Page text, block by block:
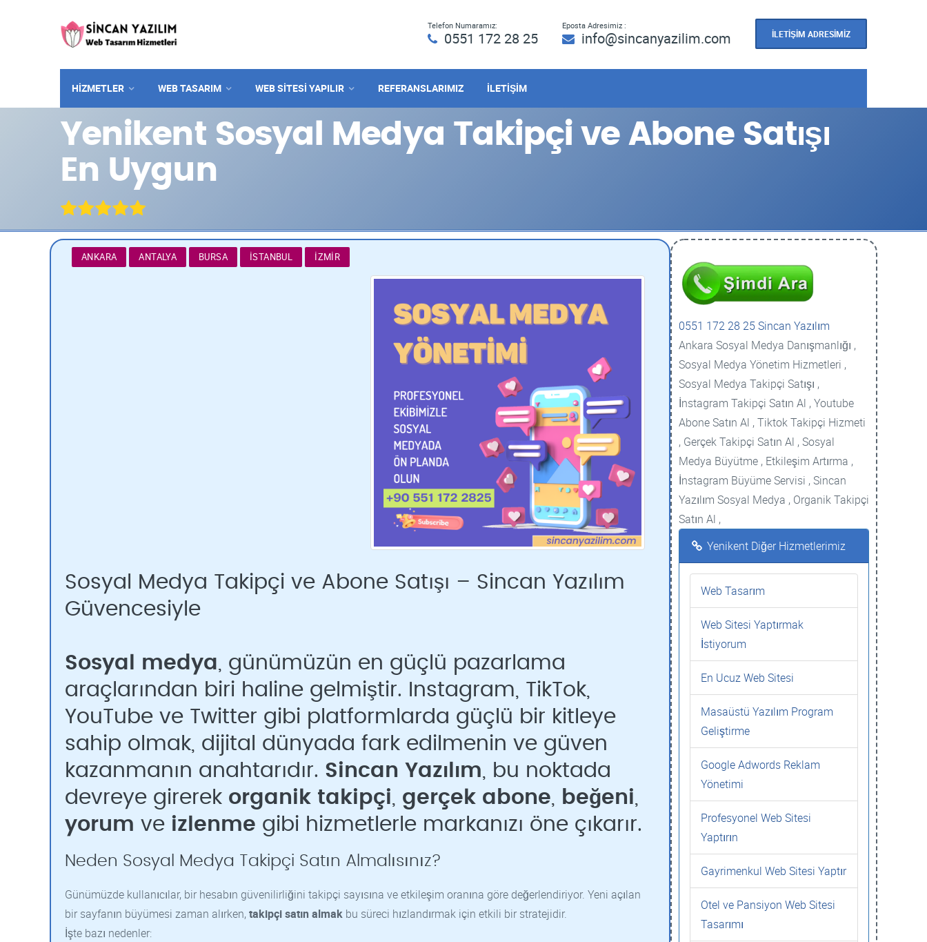
Telefon Numaramız:
0551 172 28 25
Eposta Adresimiz :
info@sincanyazilim.com İLETİŞİM ADRESİMİZ
HİZMETLER WEB TASARIM WEB SITESI YAPILIR REFERANSLARIMIZ İLETİŞİM
Yenikent Sosyal Medya Takipçi ve Abone Satışı
En Uygun
ANKARA ANTALYA BURSA İSTANBUL İZMIR
Sosyal Medya Takipçi ve Abone Satışı – Sincan Yazılım
Güvencesiyle
Sosyal medya, günümüzün en güçlü pazarlama
araçlarından biri haline gelmiştir. Instagram, TikTok,
YouTube ve Twitter gibi platformlarda güçlü bir kitleye
sahip olmak, dijital dünyada fark edilmenin ve güven
kazanmanın anahtarıdır. Sincan Yazılım, bu noktada
devreye girerek organik takipçi, gerçek abone, beğeni,
yorum ve izlenme gibi hizmetlerle markanızı öne çıkarır.
Neden Sosyal Medya Takipçi Satın Almalısınız?
Günümüzde kullanıcılar, bir hesabın güvenilirliğini takipçi sayısına ve etkileşim oranına göre değerlendiriyor. Yeni açılan
bir sayfanın büyümesi zaman alırken, takipçi satın almak bu süreci hızlandırmak için etkili bir stratejidir.
İşte bazı nedenler:
0551 172 28 25 Sincan Yazılım
Ankara Sosyal Medya Danışmanlığı ,
Sosyal Medya Yönetim Hizmetleri ,
Sosyal Medya Takipçi Satışı ,
İnstagram Takipçi Satın Al , Youtube
Abone Satın Al , Tiktok Takipçi Hizmeti
, Gerçek Takipçi Satın Al , Sosyal
Medya Büyütme , Etkileşim Artırma ,
İnstagram Büyüme Servisi , Sincan
Yazılım Sosyal Medya , Organik Takipçi
Satın Al ,
Yenikent Diğer Hizmetlerimiz
Web Tasarım
Web Sitesi Yaptırmak
İstiyorum
En Ucuz Web Sitesi
Masaüstü Yazılım Program
Geliştirme
Google Adwords Reklam
Yönetimi
Profesyonel Web Sitesi
Yaptırın
Gayrimenkul Web Sitesi Yaptır
Otel ve Pansiyon Web Sitesi
Tasarımı